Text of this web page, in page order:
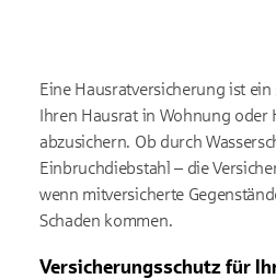
Eine Hausratversicherung ist
Ihren Hausrat in Wohnung oder
abzusichern. Ob durch
Einbruchdiebstahl – die
wenn mitversicherte
Schaden kommen.
Versicherungsschutz für